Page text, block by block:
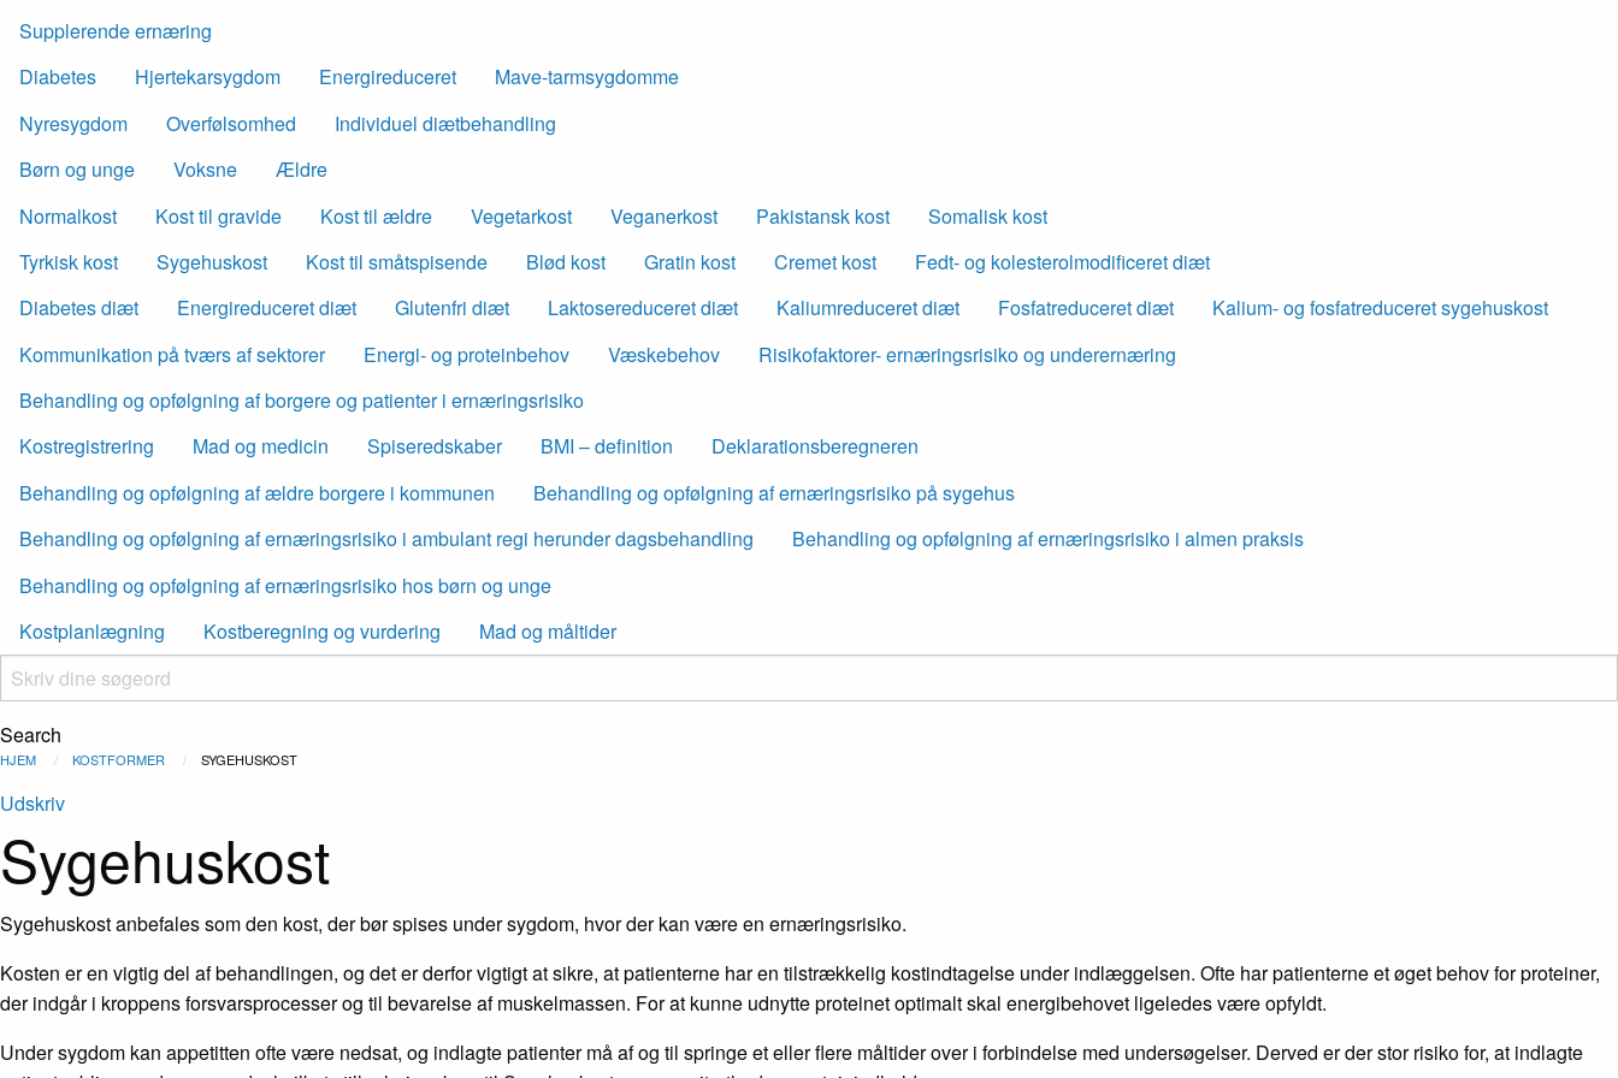
Supplerende ernæring
Diabetes
Hjertekarsygdom Energireduceret
Mave-tarmsygdomme
Nyresygdom
Overfølsomhed
Individuel diætbehandling
Børn og unge
Voksne
Ældre
Normalkost
Kost til gravide Kost til ældre Vegetarkost Veganerkost Pakistansk kost
Somalisk kost
Tyrkisk kost
Sygehuskost Kost til småtspisende Blød kost Gratin kost Cremet kost
Fedt- og kolesterolmodificeret diæt
Diabetes diæt
Energireduceret diæt Glutenfri diæt Laktosereduceret diæt Kaliumreduceret diæt Fosfatreduceret diæt
Kalium- og fosfatreduceret sygehuskost
Kommunikation på tværs af sektorer
Energi- og proteinbehov Væskebehov
Risikofaktorer- ernæringsrisiko og underernæring
Behandling og opfølgning af borgere og patienter i ernæringsrisiko
Kostregistrering
Mad og medicin Spiseredskaber BMI – definition
Deklarationsberegneren
Behandling og opfølgning af ældre borgere i kommunen
Behandling og opfølgning af ernæringsrisiko på sygehus
Behandling og opfølgning af ernæringsrisiko i ambulant regi herunder dagsbehandling
Behandling og opfølgning af ernæringsrisiko i almen praksis
Behandling og opfølgning af ernæringsrisiko hos børn og unge
Kostplanlægning
Kostberegning og vurdering Mad og måltider
Search
Brødkrumme
HJEM KOSTFORMER CURRENT:
SYGEHUSKOST
Udskriv
Sygehuskost
Sygehuskost anbefales som den kost, der bør spises under sygdom, hvor der kan være en ernæringsrisiko.
Kosten er en vigtig del af behandlingen, og det er derfor vigtigt at sikre, at patienterne har en tilstrækkelig kostindtagelse under indlæggelsen. Ofte har patienterne et øget behov for proteiner,
der indgår i kroppens forsvarsprocesser og til bevarelse af muskelmassen. For at kunne udnytte proteinet optimalt skal energibehovet ligeledes være opfyldt.
Under sygdom kan appetitten ofte være nedsat, og indlagte patienter må af og til springe et eller flere måltider over i forbindelse med undersøgelser. Derved er der stor risiko for, at indlagte